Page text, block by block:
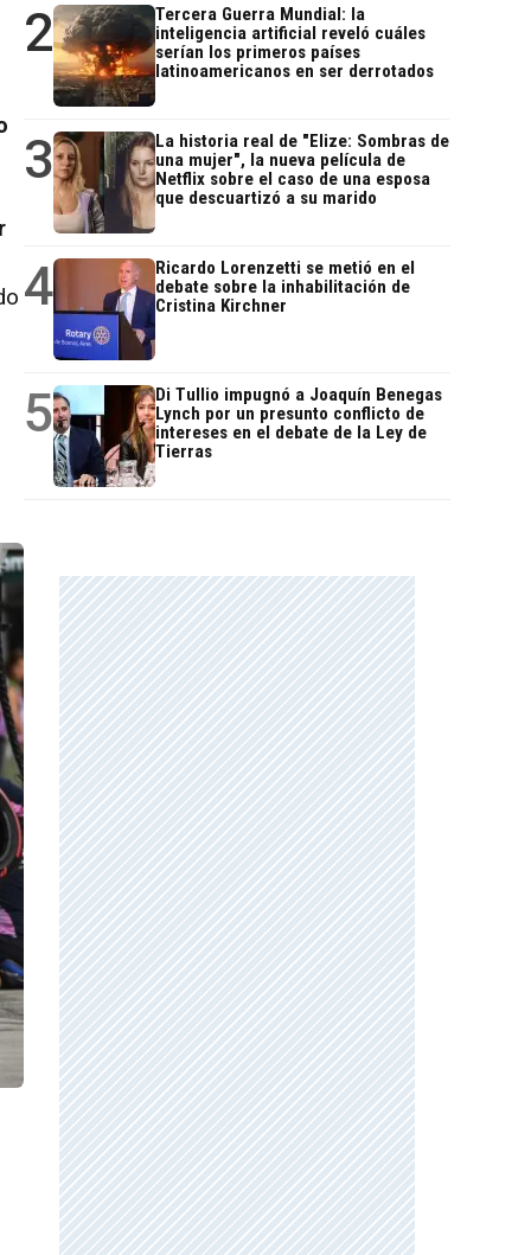
2
Tercera Guerra Mundial: la
inteligencia artificial reveló cuáles
serían los primeros países
latinoamericanos en ser derrotados
3
La historia real de "Elize: Sombras de
una mujer", la nueva película de
Netflix sobre el caso de una esposa
que descuartizó a su marido
4
Ricardo Lorenzetti se metió en el
debate sobre la inhabilitación de
Cristina Kirchner
5
Di Tullio impugnó a Joaquín Benegas
Lynch por un presunto conflicto de
intereses en el debate de la Ley de
Tierras